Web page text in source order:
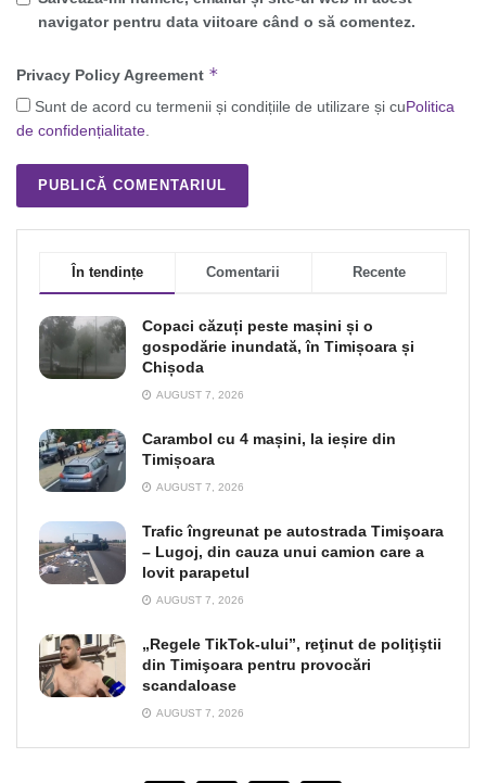
navigator pentru data viitoare când o să comentez.
Privacy Policy Agreement *
Sunt de acord cu termenii și condițiile de utilizare și cuPolitica
de confidențialitate.
În tendințe Comentarii Recente
Copaci căzuți peste mașini și o
gospodărie inundată, în Timișoara și
Chișoda
AUGUST 7, 2026
Carambol cu 4 mașini, la ieșire din
Timișoara
AUGUST 7, 2026
Trafic îngreunat pe autostrada Timişoara
– Lugoj, din cauza unui camion care a
lovit parapetul
AUGUST 7, 2026
„Regele TikTok-ului”, reţinut de poliţiştii
din Timişoara pentru provocări
scandaloase
AUGUST 7, 2026